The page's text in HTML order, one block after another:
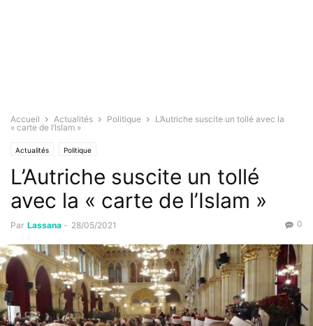
Accueil Actualités Politique
L’Autriche suscite un tollé avec la
« carte de l’Islam »
Actualités Politique
L’Autriche suscite un tollé
avec la « carte de l’Islam »
Par Lassana - 28/05/2021 0